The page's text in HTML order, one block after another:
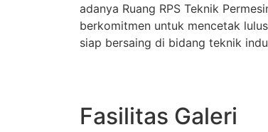
adanya Ruang RPS Teknik
berkomitmen untuk mencetak
siap bersaing di bidang teknik
Fasilitas Galeri